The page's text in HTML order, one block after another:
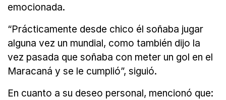
emocionada.
“Prácticamente desde chico él soñaba jugar
alguna vez un mundial, como también dijo la
vez pasada que soñaba con meter un gol en el
Maracaná y se le cumplió”, siguió.
En cuanto a su deseo personal, mencionó que: